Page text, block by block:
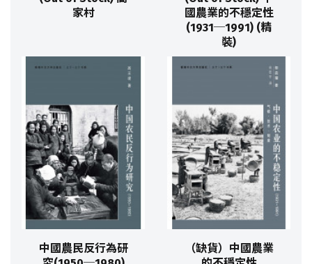
家村
國農業的不穩定性
(1931─1991) (精
裝)
中國農民反行為研
（缺貨）中國農業